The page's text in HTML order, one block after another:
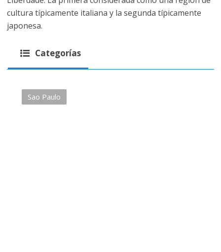
cultura típicamente italiana y la segunda típicamente
japonesa.
Categorías
Sao Paulo